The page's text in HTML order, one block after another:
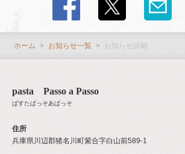
ホーム お知らせ一覧 お知らせ詳細
pasta Passo a Passo
ぱすたぱっそあぱっそ
住所
兵庫県川辺郡猪名川町紫合字白山前589-1